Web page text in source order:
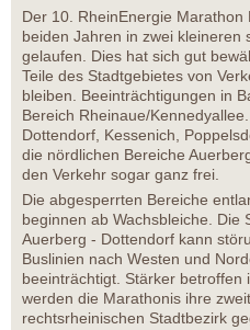
Der 10. RheinEnergie
beiden Jahren in zwei kleineren
gelaufen. Dies hat sich gut
Teile des Stadtgebietes von
bleiben. Beeinträchtigungen in
Bereich Rheinaue/
Dottendorf, Kessenich,
die nördlichen Bereiche
den Verkehr sogar ganz frei.
Die abgesperrten Bereiche
beginnen ab Wachsbleiche. Die
Auerberg - Dottendorf kann
Buslinien nach Westen und
beeinträchtigt. Stärker betroffen
werden die Marathonis ihre
rechtsrheinischen Stadtbezirk